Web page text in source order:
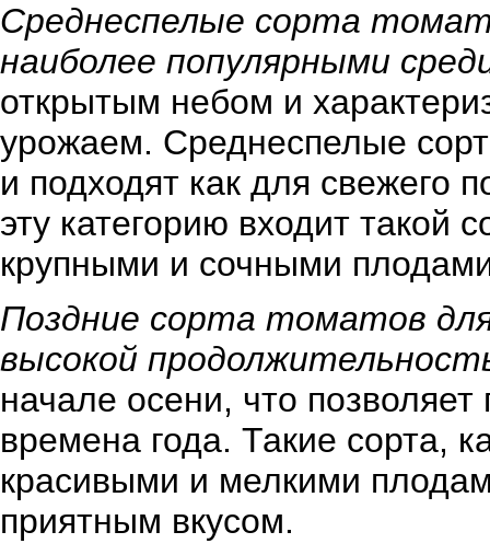
Среднеспелые сорта
наиболее популярными
открытым небом и
урожаем. Среднеспелые
и подходят как для свежего
эту категорию входит такой
крупными и сочными
Поздние сорта томатов
высокой
начале осени, что
времена года. Такие сорта,
красивыми и мелкими
приятным вкусом.